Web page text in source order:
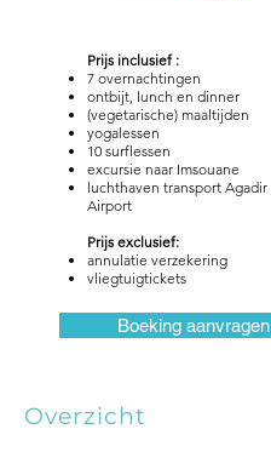
Prijs inclusief :
7 overnachtingen
ontbijt, lunch en dinner
(vegetarische) maaltijden
yogalessen
10 surflessen
excursie naar Imsouane
luchthaven transport Agadir
Airport
Prijs exclusief:
annulatie verzekering
vliegtuigtickets​​
Boeking aanvragen
Overzicht